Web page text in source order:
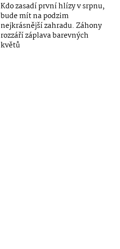
Kdo zasadí první hlízy v srpnu,
bude mít na podzim
nejkrásnější zahradu. Záhony
rozzáří záplava barevných
květů